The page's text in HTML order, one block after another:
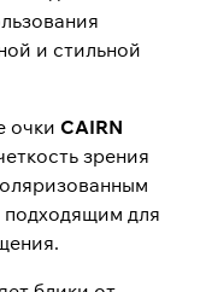
и стильной
очки CAIRN
зрения
подходящим для